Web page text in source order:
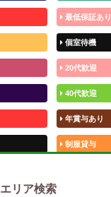
最低保証あり
個室待機
20代歓迎
40代歓迎
年賞与あり
制服貸与
エリア検索